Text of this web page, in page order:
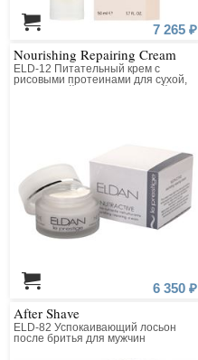
7 265 ₽
Nourishing Repairing Cream
ELD-12 Питательный крем с
рисовыми протеинами для сухой,
очень сухой и чувствительной кожи
6 350 ₽
After Shave
ELD-82 Успокаивающий лосьон
после бритья для мужчин